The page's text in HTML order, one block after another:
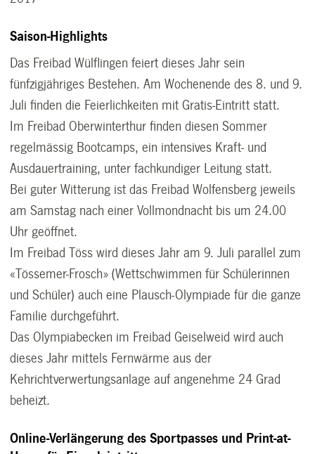
Saison-Highlights
Das Freibad Wülflingen feiert dieses Jahr sein
fünfzigjähriges Bestehen. Am Wochenende des 8. und 9.
Juli finden die Feierlichkeiten mit Gratis-Eintritt statt.
Im Freibad Oberwinterthur finden diesen Sommer
regelmässig Bootcamps, ein intensives Kraft- und
Ausdauertraining, unter fachkundiger Leitung statt.
Bei guter Witterung ist das Freibad Wolfensberg jeweils
am Samstag nach einer Vollmondnacht bis um 24.00
Uhr geöffnet.
Im Freibad Töss wird dieses Jahr am 9. Juli parallel zum
«Tössemer-Frosch» (Wettschwimmen für Schülerinnen
und Schüler) auch eine Plausch-Olympiade für die ganze
Familie durchgeführt.
Das Olympiabecken im Freibad Geiselweid wird auch
dieses Jahr mittels Fernwärme aus der
Kehrichtverwertungsanlage auf angenehme 24 Grad
beheizt.
Online-Verlängerung des Sportpasses und Print-at-